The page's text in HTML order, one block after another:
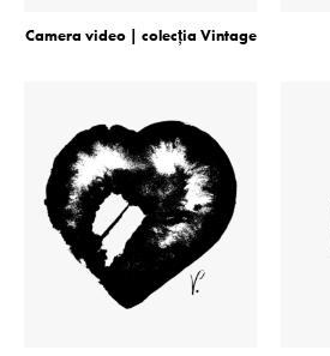
Camera video | colecţia Vintage